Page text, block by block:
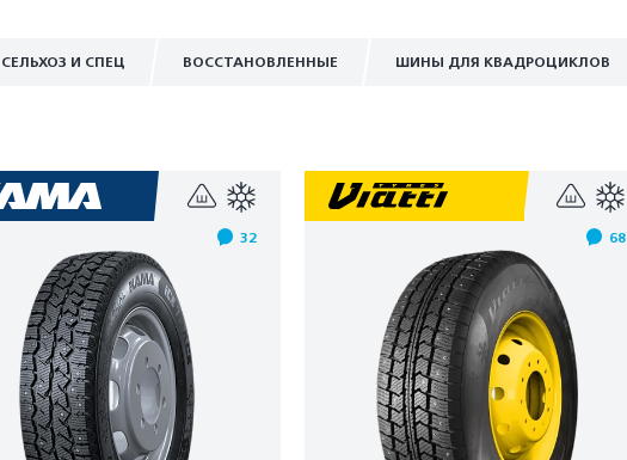
СЕЛЬХОЗ И СПЕЦ ВОССТАНОВЛЕННЫЕ ШИНЫ ДЛЯ КВАДРОЦИКЛОВ
32 68